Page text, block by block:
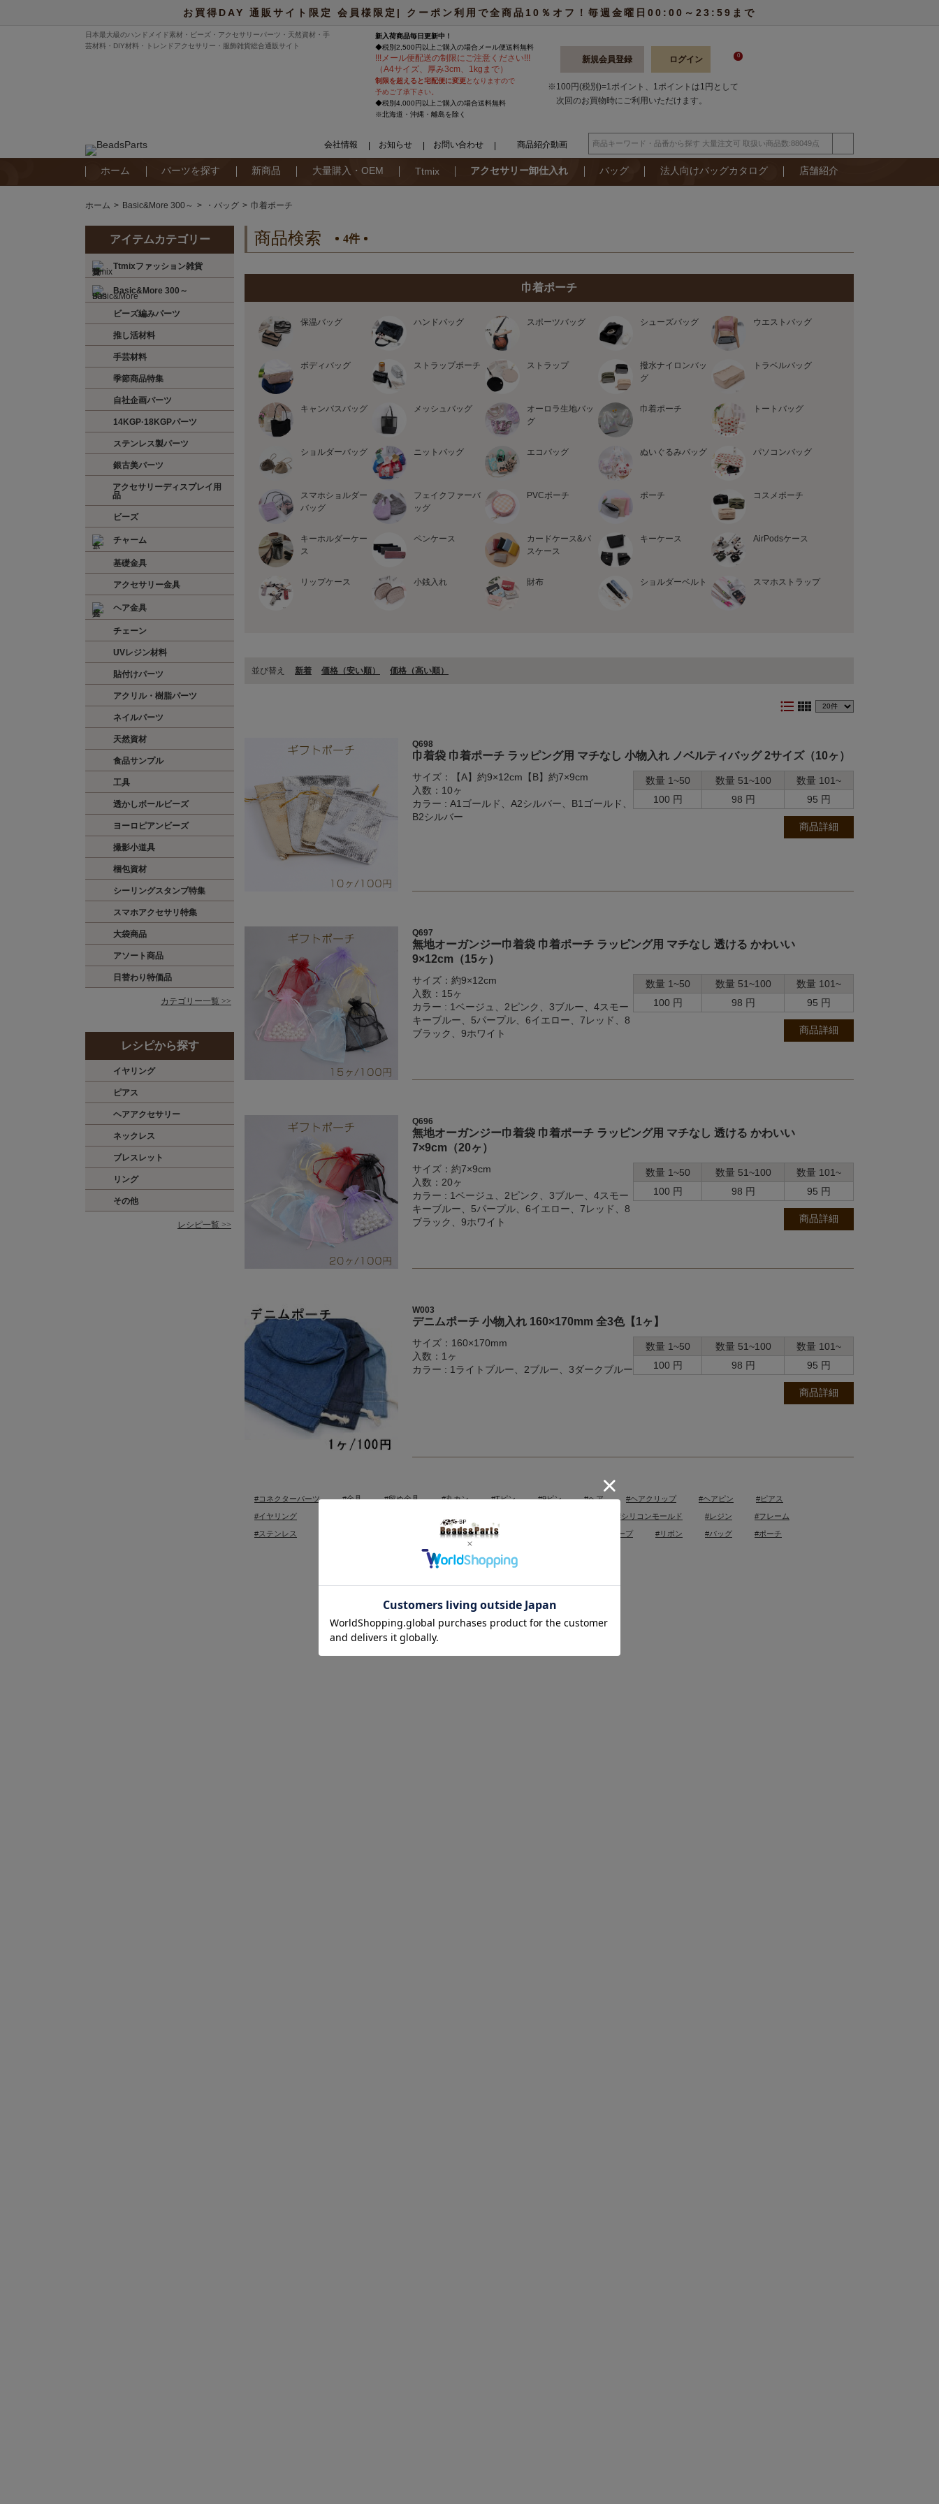
お買得DAY 通販サイト限定 会員様限定| クーポン利用で全商品10％オフ！毎週金曜日00:00～23:59まで
日本最大級のハンドメイド素材・ビーズ・アクセサリーパーツ・天然資材・手
芸材料・DIY材料・トレンドアクセサリー・服飾雑貨総合通販サイト
新入荷商品毎日更新中！
◆税別2,500円以上ご購入の場合 メール便送料無料
!!!メール便配送の制限にご注意ください!!!
（A4サイズ、厚み3cm、1kgまで）
制限を超えると宅配便に変更となりますので
予めご了承下さい。
◆税別4,000円以上ご購入の場合送料無料
※北海道・沖縄・離島を除く
新規会員登録 ログイン 0
※100円(税別)=1ポイント、1ポイントは1円として
次回のお買物時にご利用いただけます。
会社情報 お知らせ お問い合わせ 商品紹介動画
ホーム パーツを探す 新商品 大量購入・OEM Ttmix アクセサリー卸仕入れ バッグ 法人向けバッグカタログ 店舗紹介
ホーム Basic&More 300～ ・バッグ 巾着ポーチ
アイテムカテゴリー
Ttmixファッション雑貨
Basic&More 300～
ビーズ編みパーツ
推し活材料
手芸材料
季節商品特集
自社企画パーツ
14KGP·18KGPパーツ
ステンレス製パーツ
銀古美パーツ
アクセサリーディスプレイ用
品
ビーズ
チャーム
基礎金具
アクセサリー金具
ヘア金具
チェーン
UVレジン材料
貼付けパーツ
アクリル・樹脂パーツ
ネイルパーツ
天然資材
食品サンプル
工具
透かしボールビーズ
ヨーロピアンビーズ
撮影小道具
梱包資材
シーリングスタンプ特集
スマホアクセサリ特集
大袋商品
アソート商品
日替わり特価品
カテゴリー一覧 >>
レシピから探す
イヤリング
ピアス
ヘアアクセサリー
ネックレス
ブレスレット
リング
その他
レシピ一覧 >>
商品検索 4件
巾着ポーチ
保温バッグ ハンドバッグ スポーツバッグ シューズバッグ ウエストバッグ
ボディバッグ ストラップポーチ ストラップ
撥水ナイロンバッ
グ
トラベルバッグ
キャンバスバッグ メッシュバッグ
オーロラ生地バッ
グ
巾着ポーチ トートバッグ
ショルダーバッグ ニットバッグ エコバッグ ぬいぐるみバッグ パソコンバッグ
スマホショルダー
バッグ
フェイクファーバ
ッグ
PVCポーチ ポーチ コスメポーチ
キーホルダーケー
ス
ペンケース
カードケース&パ
スケース
キーケース AirPodsケース
リップケース 小銭入れ 財布 ショルダーベルト スマホストラップ
並び替え 新着 価格（安い順） 価格（⾼い順）
format_list_bulleted view_comfy
Q698
巾着袋 巾着ポーチ ラッピング用 マチなし 小物入れ ノベルティバッグ 2サイズ（10ヶ）
サイズ：【A】約9×12cm【B】約7×9cm
入数：10ヶ
カラー : A1ゴールド、A2シルバー、B1ゴールド、
B2シルバー
数量 1~50 数量 51~100
数量 101~
100 円
98 円 95 円
商品詳細
Q697
無地オーガンジー巾着袋 巾着ポーチ ラッピング用 マチなし 透ける かわいい
9×12cm（15ヶ）
サイズ：約9×12cm
入数：15ヶ
カラー : 1ベージュ、2ピンク、3ブルー、4スモー
キーブルー、5パープル、6イエロー、7レッド、8
ブラック、9ホワイト
数量 1~50 数量 51~100
数量 101~
100 円
98 円 95 円
商品詳細
Q696
無地オーガンジー巾着袋 巾着ポーチ ラッピング用 マチなし 透ける かわいい
7×9cm（20ヶ）
サイズ：約7×9cm
入数：20ヶ
カラー : 1ベージュ、2ピンク、3ブルー、4スモー
キーブルー、5パープル、6イエロー、7レッド、8
ブラック、9ホワイト
数量 1~50 数量 51~100
数量 101~
100 円
98 円 95 円
商品詳細
W003
デニムポーチ 小物入れ 160×170mm 全3色【1ヶ】
サイズ：160×170mm
入数：1ヶ
カラー : 1ライトブルー、2ブルー、3ダークブルー
数量 1~50 数量 51~100
数量 101~
100 円
98 円 95 円
商品詳細
#コネクターパーツ #金具 #留め金具 #丸カン #Tピン #9ピン #ヘア #ヘアクリップ #ヘアピン #ピアス
#イヤリング #シリコンモールド #レジン #フレーム
#ステンレス #台紙 #ディスプレイ #テープ #リボン #バッグ #ポーチ